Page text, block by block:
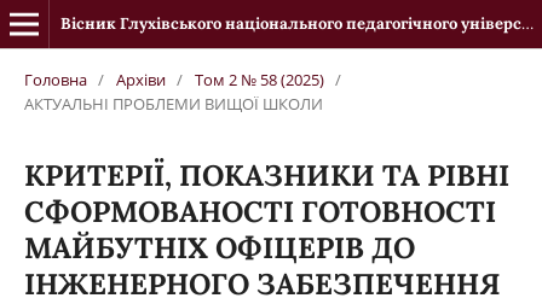
Вісник Глухівського національного педагогічного університету імені Олександра Довженка
Головна / Архіви / Том 2 № 58 (2025) /
АКТУАЛЬНІ ПРОБЛЕМИ ВИЩОЇ ШКОЛИ
КРИТЕРІЇ, ПОКАЗНИКИ ТА РІВНІ
СФОРМОВАНОСТІ ГОТОВНОСТІ
МАЙБУТНІХ ОФІЦЕРІВ ДО
ІНЖЕНЕРНОГО ЗАБЕЗПЕЧЕННЯ